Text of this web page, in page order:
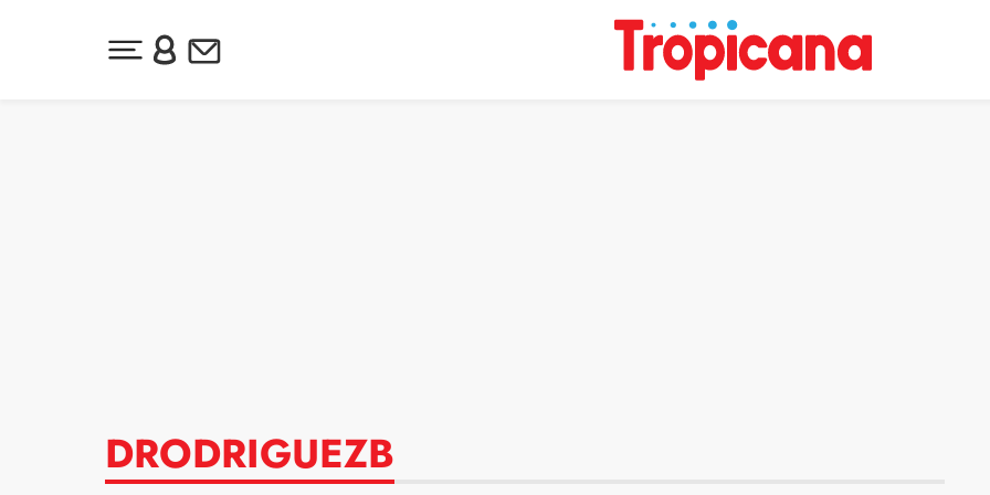
Desplegar menú principal
Inicia sesión o regístrate
Newsletter
DRODRIGUEZB